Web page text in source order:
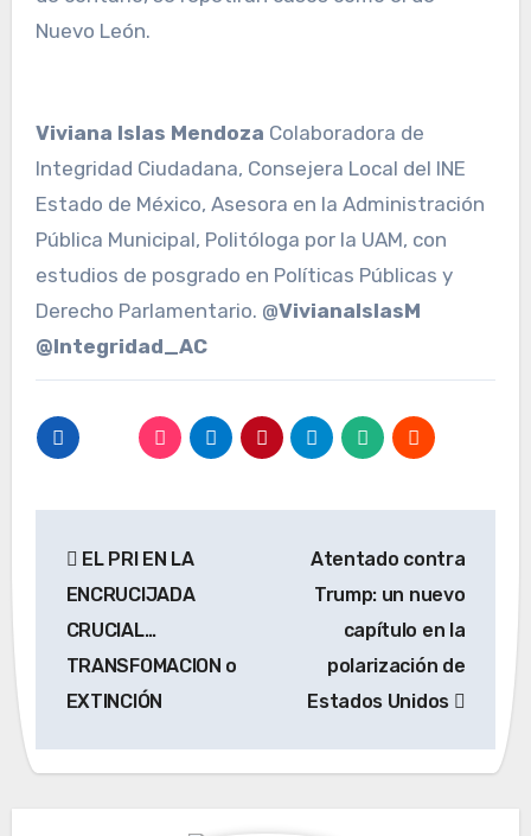
Nuevo León.
Viviana Islas Mendoza Colaboradora de
Integridad Ciudadana, Consejera Local del INE
Estado de México, Asesora en la Administración
Pública Municipal, Politóloga por la UAM, con
estudios de posgrado en Políticas Públicas y
Derecho Parlamentario. @VivianaIslasM
@Integridad_AC
de
entradas
EL PRI EN LA
ENCRUCIJADA
CRUCIAL…
TRANSFOMACION o
EXTINCIÓN
Atentado contra
Trump: un nuevo
capítulo en la
polarización de
Estados Unidos